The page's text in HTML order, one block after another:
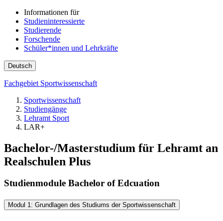
Informationen für
Studieninteressierte
Studierende
Forschende
Schüler*innen und Lehrkräfte
Deutsch
Fachgebiet Sportwissenschaft
Sportwissenschaft
Studiengänge
Lehramt Sport
LAR+
Bachelor-/Masterstudium für Lehramt an
Realschulen Plus
Studienmodule Bachelor of Edcuation
Modul 1: Grundlagen des Studiums der Sportwissenschaft